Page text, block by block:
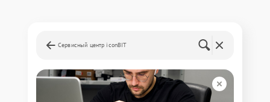
Сервисный центр iconBIT